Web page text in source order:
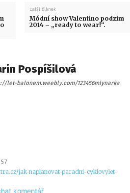
Další článek
Módní show Valentino podzim
2014 – „ready to wear!“.
Pospíšilová
let-balonem.weebly.com/123456mlynarka
jak-naplanovat-paradni-cyklovylet-
komentář